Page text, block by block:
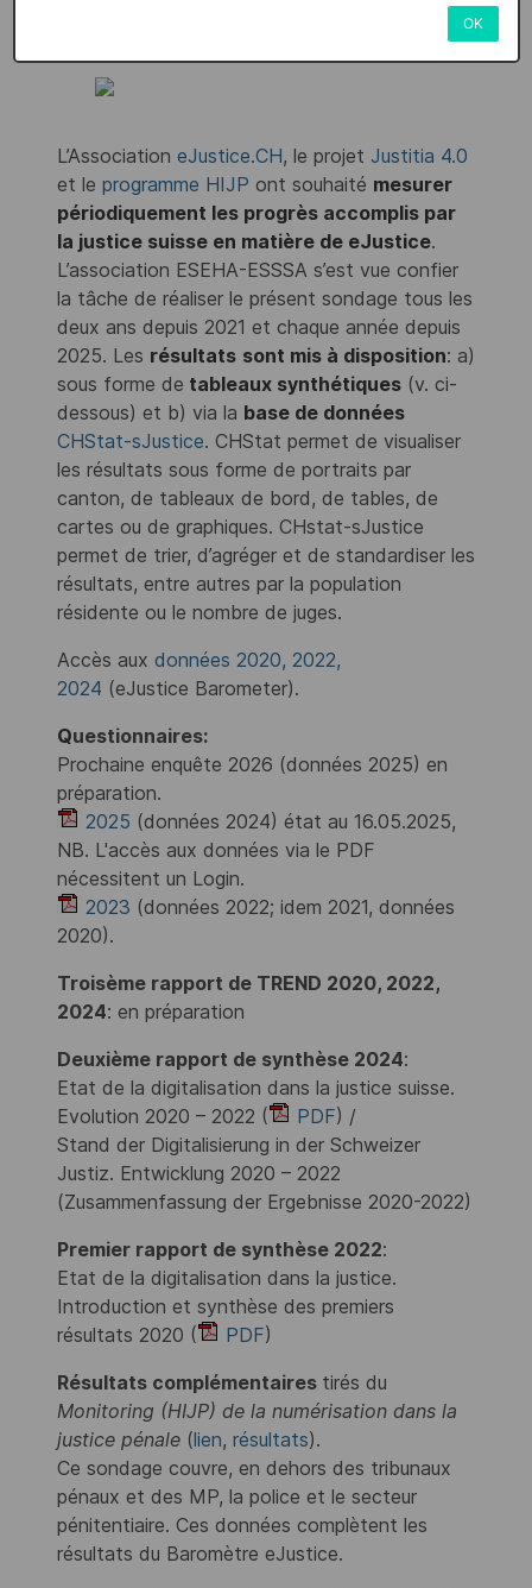
L’Association eJustice.CH, le projet Justitia 4.0
et le programme HIJP ont souhaité mesurer
périodiquement les progrès accomplis par
la justice suisse en matière de eJustice.
L’association ESEHA-ESSSA s’est vue confier
la tâche de réaliser le présent sondage tous les
deux ans depuis 2021 et chaque année depuis
2025. Les résultats sont mis à disposition: a)
sous forme de tableaux synthétiques (v. ci-
dessous) et b) via la base de données
CHStat-sJustice. CHStat permet de visualiser
les résultats sous forme de portraits par
canton, de tableaux de bord, de tables, de
cartes ou de graphiques. CHstat-sJustice
permet de trier, d’agréger et de standardiser les
résultats, entre autres par la population
résidente ou le nombre de juges.
Accès aux données 2020, 2022,
2024 (eJustice Barometer).
Questionnaires:
Prochaine enquête 2026 (données 2025) en
préparation.
2025 (données 2024) état au 16.05.2025,
NB. L'accès aux données via le PDF
nécessitent un Login.
2023 (données 2022; idem 2021, données
2020).
Troisème rapport de TREND 2020, 2022,
2024: en préparation
Deuxième rapport de synthèse 2024:
Etat de la digitalisation dans la justice suisse.
Evolution 2020 – 2022 (
PDF) /
Stand der Digitalisierung in der Schweizer
Justiz. Entwicklung 2020 – 2022
(Zusammenfassung der Ergebnisse 2020-2022)
Premier rapport de synthèse 2022:
Etat de la digitalisation dans la justice.
Introduction et synthèse des premiers
résultats 2020 (
PDF)
Résultats complémentaires tirés du
Monitoring (HIJP) de la numérisation dans la
justice pénale (lien, résultats).
Ce sondage couvre, en dehors des tribunaux
pénaux et des MP, la police et le secteur
pénitentiaire. Ces données complètent les
résultats du Baromètre eJustice.
OK